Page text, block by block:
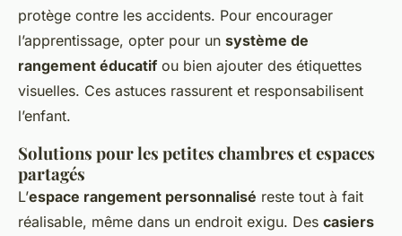
protège contre les accidents. Pour encourager
l’apprentissage, opter pour un système de
rangement éducatif ou bien ajouter des étiquettes
visuelles. Ces astuces rassurent et responsabilisent
l’enfant.
Solutions pour les petites chambres et espaces
partagés
L’espace rangement personnalisé reste tout à fait
réalisable, même dans un endroit exigu. Des casiers